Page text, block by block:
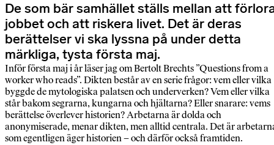
De som bär samhället ställs mellan att
jobbet och att riskera livet. Det är deras
berättelser vi ska lyssna på under detta
märkliga, tysta första maj.
Inför första maj i år läser jag om Bertolt Brechts ”Questions from a
worker who reads”. Dikten består av en serie frågor: vem eller vilka
byggde de mytologiska palatsen och underverken? Vem eller vilka
står bakom segrarna, kungarna och hjältarna? Eller snarare: vems
berättelse överlever historien? Arbetarna är dolda och
anonymiserade, menar dikten, men alltid centrala. Det är
som egentligen äger historien – och därför också framtiden.